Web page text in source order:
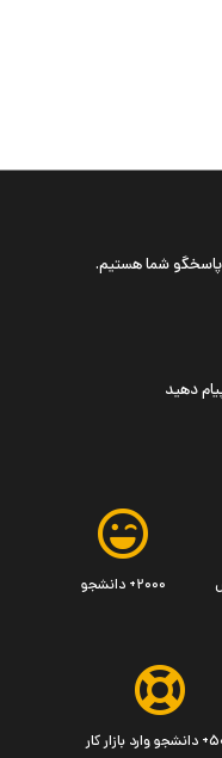
دهید
۲۰۰۰+ دانشجو
بازار کار